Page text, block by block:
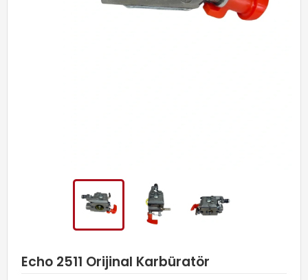
Echo 2511 Orijinal Karbüratör